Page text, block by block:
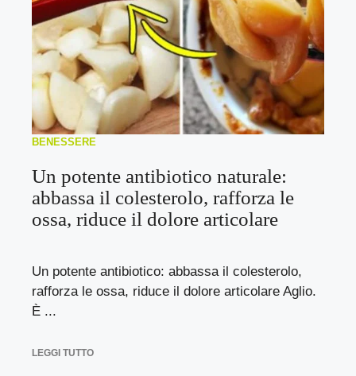
BENESSERE
Un potente antibiotico naturale:
abbassa il colesterolo, rafforza le
ossa, riduce il dolore articolare
Un potente antibiotico: abbassa il colesterolo,
rafforza le ossa, riduce il dolore articolare Aglio.
È ...
LEGGI TUTTO